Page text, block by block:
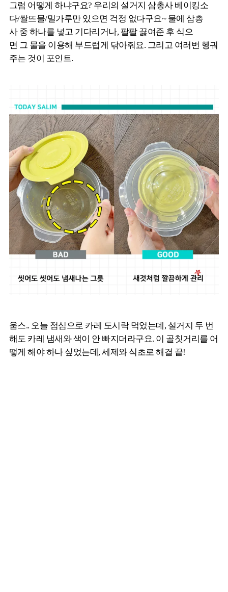
그럼 어떻게 하냐구요? 우리의 설거지 삼총사 베이킹소
다/쌀뜨물/밀가루만 있으면 걱정 없다구요~ 물에 삼총
사 중 하나를 넣고 기다리거나, 팔팔 끓여준 후 식으
면 그 물을 이용해 부드럽게 닦아줘요. 그리고 여러번 헹궈
주는 것이 포인트.
웁스.. 오늘 점심으로 카레 도시락 먹었는데, 설거지 두 번
해도 카레 냄새와 색이 안 빠지더라구요. 이 골칫거리를 어
떻게 해야 하나 싶었는데, 세제와 식초로 해결 끝!